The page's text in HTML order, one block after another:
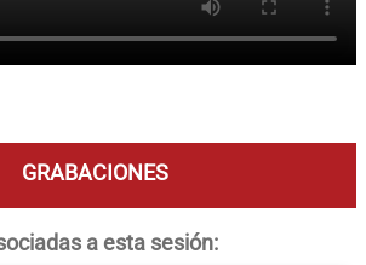
GRABACIONES
a esta sesión: